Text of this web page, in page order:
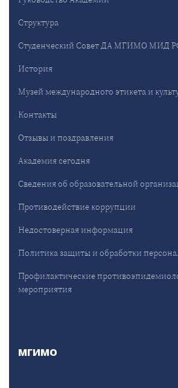
Структура
Студенческий Совет ДА МГИМО МИД
История
Музей международного этикета и
Контакты
Отзывы и поздравления
Академия сегодня
Сведения об образовательной
Противодействие коррупции
Недостоверная информация
Политика защиты и обработки
Профилактические
мероприятия
МГИМО